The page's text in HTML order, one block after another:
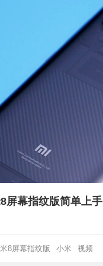
屏幕指纹版简单上手
8屏幕指纹版 小米 视频